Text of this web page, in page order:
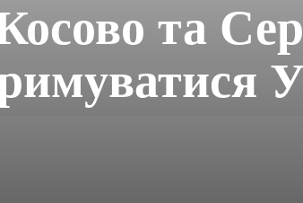
та